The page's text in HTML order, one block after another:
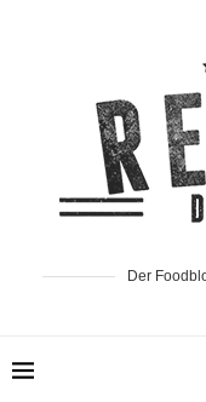
Der